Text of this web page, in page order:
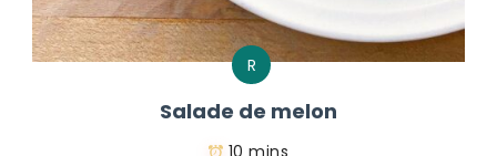
R
Salade de melon